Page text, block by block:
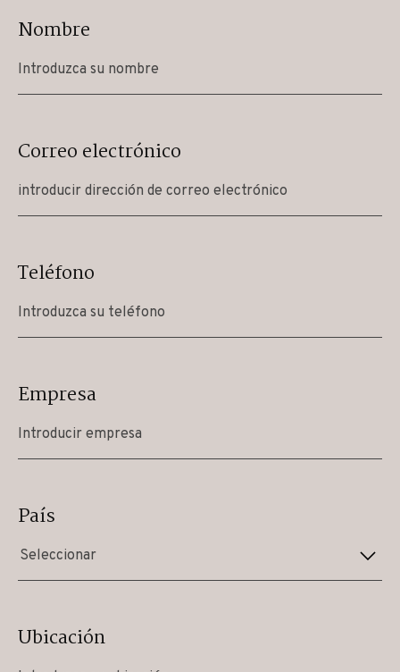
Nombre
Correo electrónico
Teléfono
Empresa
País
Seleccionar
Ubicación